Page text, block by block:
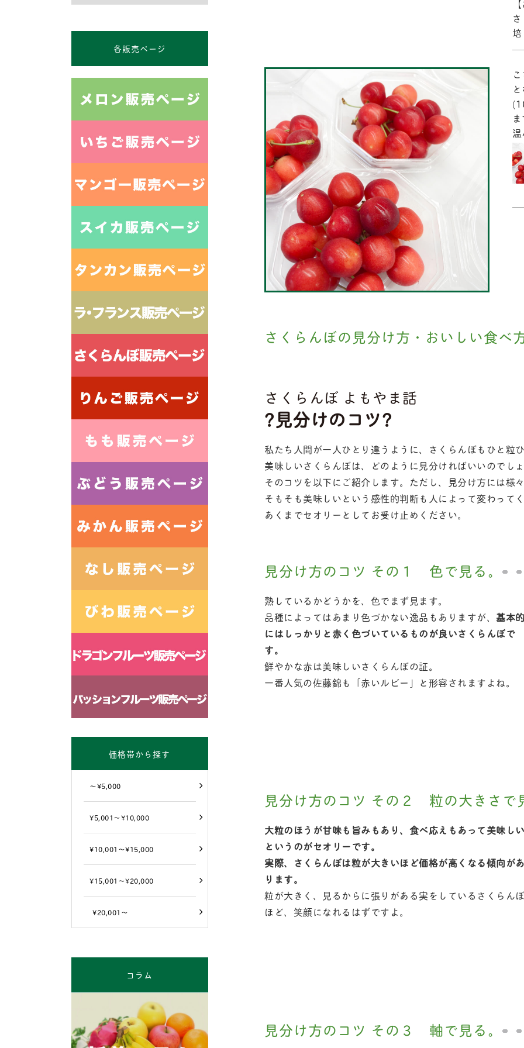
さくらんぼの見分け方・おいしい食べ
さくらんぼ よもやま話
?見分けのコツ?
私たち人間が一人ひとり違うように、さくらんぼもひと粒
美味しいさくらんぼは、どのように見分ければいいのでし
そのコツを以下にご紹介します。ただし、見分け方には様
そもそも美味しいという感性的判断も人によって変わって
あくまでセオリーとしてお受け止めください。
見分け方のコツ その１ 色で見る。
熟しているかどうかを、色でまず見ます。
品種によってはあまり色づかない逸品もありますが、 基本
にはしっかりと赤く色づいているものが良いさくらんぼで
す。
鮮やかな赤は美味しいさくらんぼの証。
一番人気の佐藤錦も「赤いルビー」と形容されますよね。
見分け方のコツ その２ 粒の大きさで
大粒のほうが甘味も旨みもあり、食べ応えもあって美味し
というのがセオリーです。
実際、さくらんぼは粒が大きいほど価格が高くなる傾向が
ります。
粒が大きく、見るからに張りがある実をしているさくらん
ほど、笑顔になれるはずですよ。
見分け方のコツ その３ 軸で見る。
各販売ページ
価格帯から探す
～¥5,000
¥5,001～¥10,000
¥10,001～¥15,000
¥15,001～¥20,000
¥20,001～
コラム